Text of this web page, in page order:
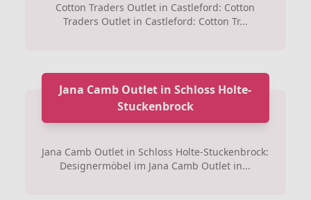
Cotton Traders Outlet in Castleford: Cotton
Traders Outlet in Castleford: Cotton Tr...
Jana Camb Outlet in Schloss Holte-
Stuckenbrock
Jana Camb Outlet in Schloss Holte-Stuckenbrock:
Designermöbel im Jana Camb Outlet in...